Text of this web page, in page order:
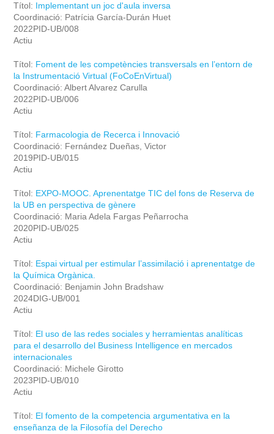
Títol: Implementant un joc d'aula inversa
Coordinació: Patrícia García-Durán Huet
2022PID-UB/008
Actiu
Títol: Foment de les competències transversals en l’entorn de
la Instrumentació Virtual (FoCoEnVirtual)
Coordinació: Albert Alvarez Carulla
2022PID-UB/006
Actiu
Títol: Farmacologia de Recerca i Innovació
Coordinació: Fernández Dueñas, Victor
2019PID-UB/015
Actiu
Títol: EXPO-MOOC. Aprenentatge TIC del fons de Reserva de
la UB en perspectiva de gènere
Coordinació: Maria Adela Fargas Peñarrocha
2020PID-UB/025
Actiu
Títol: Espai virtual per estimular l’assimilació i aprenentatge de
la Química Orgànica.
Coordinació: Benjamin John Bradshaw
2024DIG-UB/001
Actiu
Títol: El uso de las redes sociales y herramientas analíticas
para el desarrollo del Business Intelligence en mercados
internacionales
Coordinació: Michele Girotto
2023PID-UB/010
Actiu
Títol: El fomento de la competencia argumentativa en la
enseñanza de la Filosofía del Derecho